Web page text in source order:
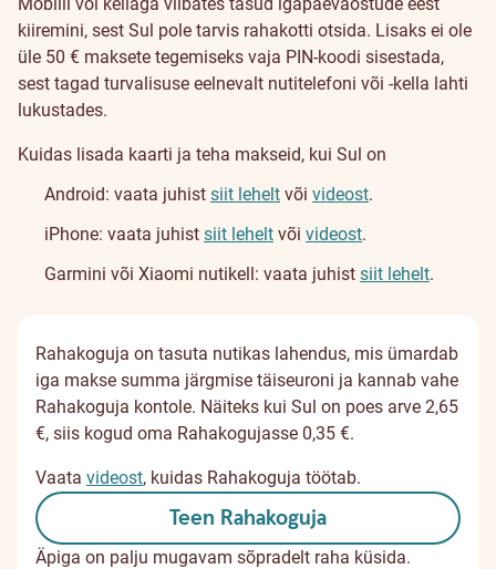
kiiremini, sest Sul pole tarvis rahakotti otsida. Lisaks ei ole
üle 50 € maksete tegemiseks vaja PIN-koodi sisestada,
sest tagad turvalisuse eelnevalt nutitelefoni või -kella lahti
lukustades.
Kuidas lisada kaarti ja teha makseid, kui Sul on
Android: vaata juhist siit lehelt või videost.
iPhone: vaata juhist siit lehelt või videost.
Garmini või Xiaomi nutikell: vaata juhist siit lehelt.
Rahakoguja on tasuta nutikas lahendus, mis ümardab
iga makse summa järgmise täiseuroni ja kannab vahe
Rahakoguja kontole. Näiteks kui Sul on poes arve 2,65
€, siis kogud oma Rahakogujasse 0,35 €.
Vaata videost, kuidas Rahakoguja töötab.
Teen Rahakoguja
Äpiga on palju mugavam sõpradelt raha küsida.